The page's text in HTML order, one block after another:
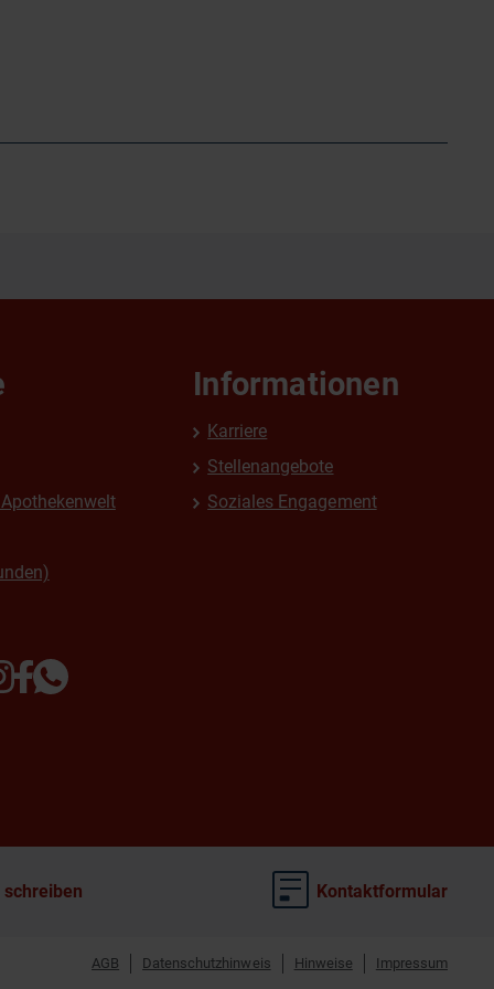
Informationen
Karriere
Stellenangebote
Soziales Engagement
schreiben Kontaktformular
AGB Datenschutzhinweis Hinweise Impressum